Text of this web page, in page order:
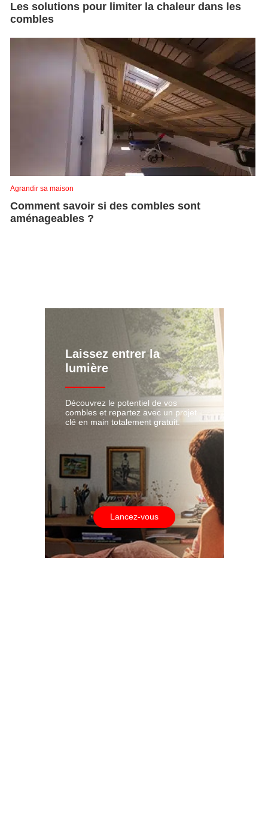
Les solutions pour limiter la chaleur dans les
combles
Agrandir sa maison
Comment savoir si des combles sont
aménageables ?
Laissez entrer la
lumière
Découvrez le potentiel de vos
combles et repartez avec un projet
clé en main totalement gratuit.
Lancez-vous